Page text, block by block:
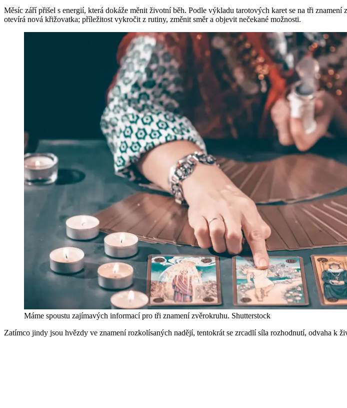
Měsíc září přišel s energií, která dokáže měnit životní běh. Podle výkladu tarotových karet se na tři
otevírá nová křižovatka; příležitost vykročit z rutiny, změnit směr a objevit nečekané možnosti.
Máme spoustu zajímavých informací pro tři znamení zvěrokruhu. Shutterstock
Zatímco jindy jsou hvězdy ve znamení rozkolísaných nadějí, tentokrát se zrcadlí síla rozhodnutí, odvaha k